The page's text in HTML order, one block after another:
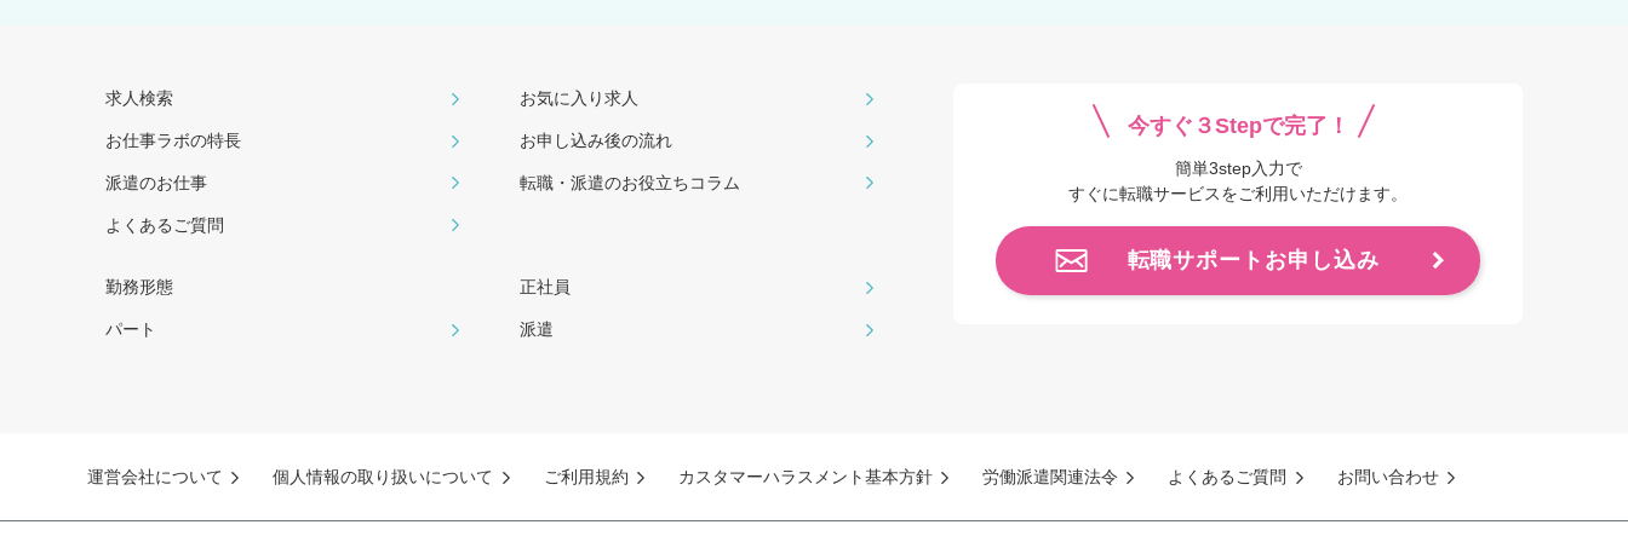
求人検索 お気に入り求人
お仕事ラボの特長 お申し込み後の流れ
派遣のお仕事 転職・派遣のお役⽴ちコラム
よくあるご質問
勤務形態 正社員
パート 派遣
今すぐ３Stepで完了！
簡単3step入力で
すぐに転職サービスをご利用いただけます。
転職サポートお申し込み
運営会社について 個人情報の取り扱いについて ご利用規約 カスタマーハラスメント基本方針 労働派遣関連法令 よくあるご質問 お問い合わせ